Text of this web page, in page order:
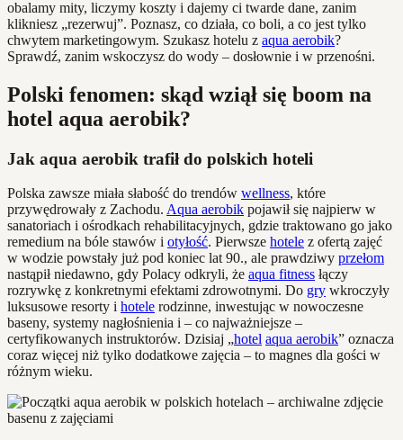
obalamy mity, liczymy koszty i dajemy ci twarde dane, zanim
klikniesz „rezerwuj”. Poznasz, co działa, co boli, a co jest tylko
chwytem marketingowym. Szukasz hotelu z aqua aerobik?
Sprawdź, zanim wskoczysz do wody – dosłownie i w przenośni.
Polski fenomen: skąd wziął się boom na
hotel aqua aerobik?
Jak aqua aerobik trafił do polskich hoteli
Polska zawsze miała słabość do trendów wellness, które
przywędrowały z Zachodu. Aqua aerobik pojawił się najpierw w
sanatoriach i ośrodkach rehabilitacyjnych, gdzie traktowano go jako
remedium na bóle stawów i otyłość. Pierwsze hotele z ofertą zajęć
w wodzie powstały już pod koniec lat 90., ale prawdziwy przełom
nastąpił niedawno, gdy Polacy odkryli, że aqua fitness łączy
rozrywkę z konkretnymi efektami zdrowotnymi. Do gry wkroczyły
luksusowe resorty i hotele rodzinne, inwestując w nowoczesne
baseny, systemy nagłośnienia i – co najważniejsze –
certyfikowanych instruktorów. Dzisiaj „hotel aqua aerobik” oznacza
coraz więcej niż tylko dodatkowe zajęcia – to magnes dla gości w
różnym wieku.